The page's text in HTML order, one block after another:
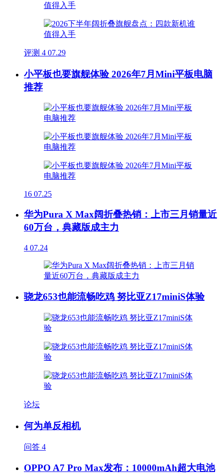
评测 4 07.29
小平板也要旗舰体验 2026年7月Mini平板电脑
推荐
16 07.25
华为Pura X Max阔折叠热销：上市三月销量近
60万台，典藏版成主力
4 07.24
骁龙653也能流畅吃鸡 努比亚Z17miniS体验
论坛
何为单反相机
问答 4
OPPO A7 Pro Max发布：10000mAh超大电池